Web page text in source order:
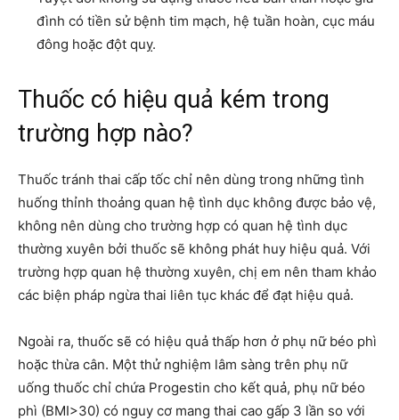
đình có tiền sử bệnh tim mạch, hệ tuần hoàn, cục máu
đông hoặc đột quỵ.
Thuốc có hiệu quả kém trong
trường hợp nào?
Thuốc tránh thai cấp tốc chỉ nên dùng trong những tình
huống thỉnh thoảng quan hệ tình dục không được bảo vệ,
không nên dùng cho trường hợp có quan hệ tình dục
thường xuyên bởi thuốc sẽ không phát huy hiệu quả. Với
trường hợp quan hệ thường xuyên, chị em nên tham khảo
các biện pháp ngừa thai liên tục khác để đạt hiệu quả.
Ngoài ra, thuốc sẽ có hiệu quả thấp hơn ở phụ nữ béo phì
hoặc thừa cân. Một thử nghiệm lâm sàng trên phụ nữ
uống thuốc chỉ chứa Progestin cho kết quả, phụ nữ béo
phì (BMI>30) có nguy cơ mang thai cao gấp 3 lần so với